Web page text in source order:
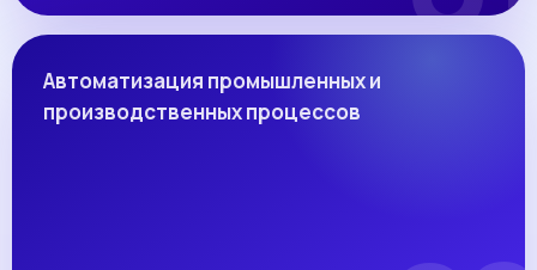
Автоматизация промышленных и
производственных процессов